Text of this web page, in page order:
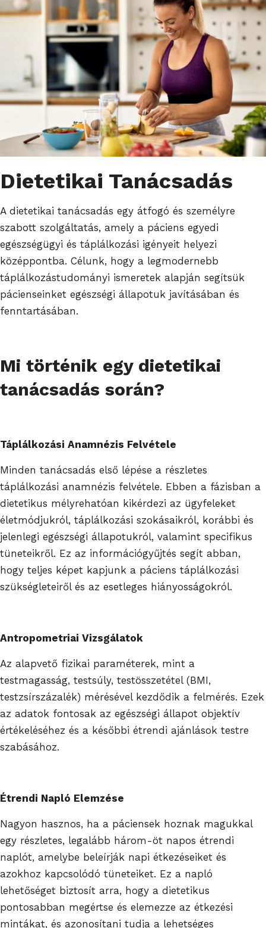
Dietetikai Tanácsadás
A dietetikai tanácsadás egy átfogó és személyre
szabott szolgáltatás, amely a páciens egyedi
egészségügyi és táplálkozási igényeit helyezi
középpontba. Célunk, hogy a legmodernebb
táplálkozástudományi ismeretek alapján segítsük
pácienseinket egészségi állapotuk javításában és
fenntartásában.
Mi történik egy dietetikai
tanácsadás során?
Táplálkozási Anamnézis Felvétele
Minden tanácsadás első lépése a részletes
táplálkozási anamnézis felvétele. Ebben a fázisban a
dietetikus mélyrehatóan kikérdezi az ügyfeleket
életmódjukról, táplálkozási szokásaikról, korábbi és
jelenlegi egészségi állapotukról, valamint specifikus
tüneteikről. Ez az információgyűjtés segít abban,
hogy teljes képet kapjunk a páciens táplálkozási
szükségleteiről és az esetleges hiányosságokról.
Antropometriai Vizsgálatok
Az alapvető fizikai paraméterek, mint a
testmagasság, testsúly, testösszetétel (BMI,
testzsírszázalék) mérésével kezdődik a felmérés. Ezek
az adatok fontosak az egészségi állapot objektív
értékeléséhez és a későbbi étrendi ajánlások testre
szabásához.
Étrendi Napló Elemzése
Nagyon hasznos, ha a páciensek hoznak magukkal
egy részletes, legalább három-öt napos étrendi
naplót, amelybe beleírják napi étkezéseiket és
azokhoz kapcsolódó tüneteiket. Ez a napló
lehetőséget biztosít arra, hogy a dietetikus
pontosabban megértse és elemezze az étkezési
mintákat, és azonosítani tudja a lehetséges